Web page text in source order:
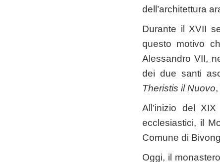
dell’architettura
Durante il XVII
questo motivo
Alessandro VII,
dei due santi
Theristis il Nuovo
All’inizio del
ecclesiastici, il
Comune di
Oggi, il